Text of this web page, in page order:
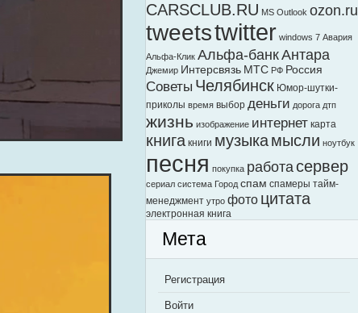
CARSCLUB.RU MS Outlook ozon.ru
tweetstwitter windows 7 Авария
Альфа-Клик Альфа-банкАнтара
Джемир Интерсвязь МТС РФ Россия
Советы Челябинск Юмор-шутки-
приколы время выбор деньги дорога дтп
жизнь изображение интернет карта
книга книги музыкамысли ноутбук
песня покупка работасервер
сериал система Город спам спамеры тайм-
менеджмент утро фото цитата
электронная книга
Мета
Регистрация
Войти